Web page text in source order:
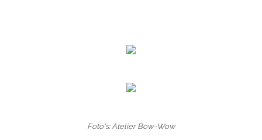
Foto's: Atelier Bow-Wow